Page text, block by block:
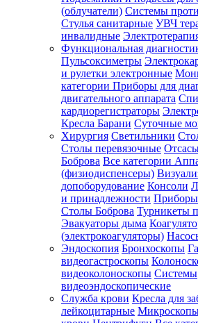
(облучатели) Системы
Стулья санитарные УВЧ
инвалидные
Функциональная
Пульсоксиметры
и рулетки электронные
категории Приборы для
двигательного аппарата
кардиорегистраторы
Кресла Барани Суточные
Хирургия Светильники
Столы перевязочные
Боброва Все категории
(физиодиспенсеры)
допоборудование Консоли
и принадлежности Приборы
Столы Боброва Турникеты
Эвакуаторы дыма
(электрокоагуляторы)
Эндоскопия Бронхоскопы
видеогастроскопы
видеоколоноскопы Системы
видеоэндоскопические
Служба крови Кресла для
лейкоцитарные